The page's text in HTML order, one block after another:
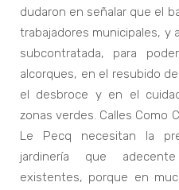
dudaron en señalar que el
trabajadores municipales, y
subcontratada, para
alcorques, en el resubido
el desbroce y en el
zonas verdes. Calles Como
Le Pecq necesitan la
jardinería que
existentes, porque en